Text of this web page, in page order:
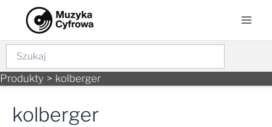
content
Szukaj
Produkty kolberger
kolberger